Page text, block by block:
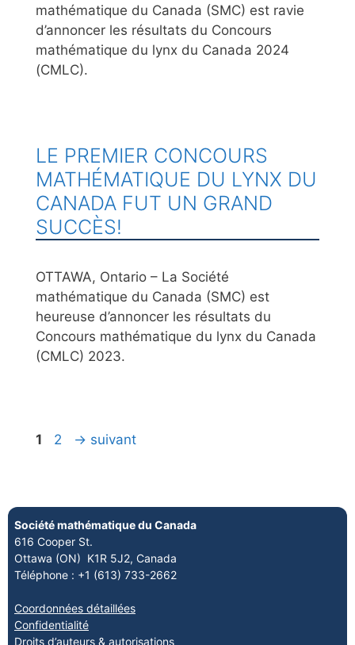
mathématique du Canada (SMC) est ravie
d’annoncer les résultats du Concours
mathématique du lynx du Canada 2024
(CMLC).
LE PREMIER CONCOURS
MATHÉMATIQUE DU LYNX DU
CANADA FUT UN GRAND
SUCCÈS!
OTTAWA, Ontario – La Société
mathématique du Canada (SMC) est
heureuse d’annoncer les résultats du
Concours mathématique du lynx du Canada
(CMLC) 2023.
1 2 → suivant
Société mathématique du Canada
616 Cooper St.
Ottawa (ON) K1R 5J2, Canada
Téléphone : +1 (613) 733-2662
Coordonnées détaillées
Confidentialité
Droits d’auteurs & autorisations